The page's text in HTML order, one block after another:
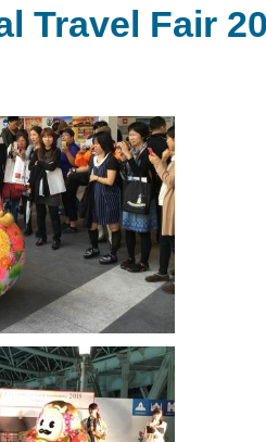
Travel Fair